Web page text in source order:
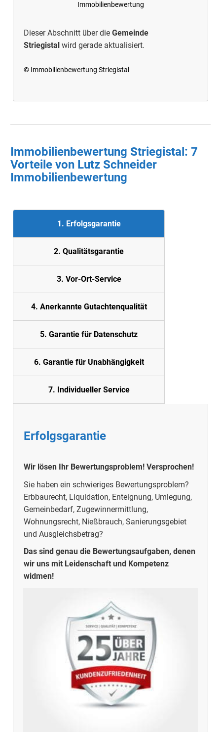
Immobilienbewertung
Dieser Abschnitt über die Gemeinde
Striegistal wird gerade aktualisiert.
© Immobilienbewertung Striegistal
Immobilienbewertung Striegistal: 7
Vorteile von Lutz Schneider
Immobilienbewertung
1. Erfolgsgarantie
2. Qualitätsgarantie
3. Vor-Ort-Service
4. Anerkannte Gutachtenqualität
5. Garantie für Datenschutz
6. Garantie für Unabhängigkeit
7. Individueller Service
Erfolgsgarantie
Wir lösen Ihr Bewertungsproblem! Versprochen!
Sie haben ein schwieriges Bewertungsproblem?
Erbbaurecht, Liquidation, Enteignung, Umlegung,
Gemeinbedarf, Zugewinnermittlung,
Wohnungsrecht, Nießbrauch, Sanierungsgebiet
und Ausgleichsbetrag?
Das sind genau die Bewertungsaufgaben, denen
wir uns mit Leidenschaft und Kompetenz
widmen!